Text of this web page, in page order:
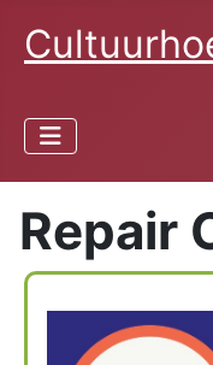
Repair